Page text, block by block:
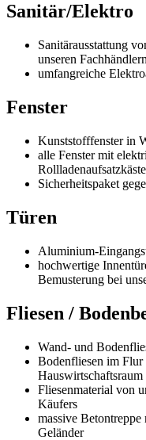
Sanitär/Elektro
Sanitärausstattung
unseren Fachhändlern
umfangreiche
Fenster
Kunststofffenster in
alle Fenster mit
Sicherheitspaket
Türen
Aluminium-
hochwertige
Bemusterung bei
Fliesen /
Wand- und
Bodenfliesen im Flur
Hauswirtschaftsraum
Fliesenmaterial von
Käufers
massive
Geländer